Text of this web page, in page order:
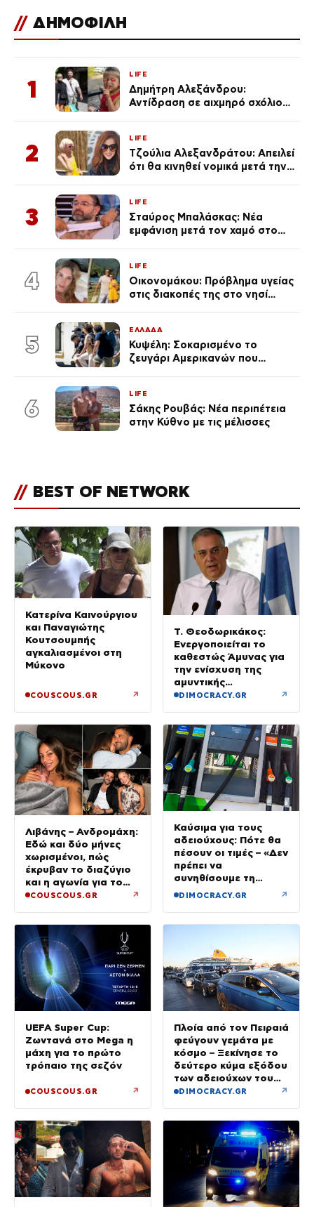
// ΔΗΜΟΦΙΛΗ
1
LIFE
Δημήτρη Αλεξάνδρου:
Αντίδραση σε αιχμηρό σχόλιο
2
LIFE
Τζούλια Αλεξανδράτου: Απειλεί
ότι θα κινηθεί νομικά μετά την
3
LIFE
Σταύρος Μπαλάσκας: Νέα
εμφάνιση μετά τον χαμό στο
4
LIFE
Οικονομάκου: Πρόβλημα υγείας
στις διακοπές της στο νησί
5
ΕΛΛΑΔΑ
Κυψέλη: Σοκαρισμένο το
ζευγάρι Αμερικανών που
6
LIFE
Σάκης Ρουβάς: Νέα περιπέτεια
στην Κύθνο με τις μέλισσες
// BEST OF NETWORK
Κατερίνα Καινούργιου
και Παναγιώτης
Κουτσουμπής
αγκαλιασμένοι στη
Μύκονο
COUSCOUS.GR ↗
Τ. Θεοδωρικάκος:
Ενεργοποιείται το
καθεστώς Άμυνας για
την ενίσχυση της
αμυντικής
βιομηχανίας
DIMOCRACY.GR ↗
Λιβάνης – Ανδρομάχη:
Εδώ και δύο μήνες
χωρισμένοι, πώς
έκρυβαν το διαζύγιο
και η αγωνία για το
παιδί
COUSCOUS.GR ↗
Καύσιμα για τους
αδειούχους: Πότε θα
πέσουν οι τιμές – «Δεν
πρέπει να
συνηθίσουμε τη
βενζίνη στα 2 ευρώ»
DIMOCRACY.GR ↗
UEFA Super Cup:
Ζωντανά στο Mega η
μάχη για το πρώτο
τρόπαιο της σεζόν
COUSCOUS.GR ↗
Πλοία από τον Πειραιά
φεύγουν γεμάτα με
κόσμο – Ξεκίνησε το
δεύτερο κύμα εξόδου
των αδειούχων του
Αυγούστου
DIMOCRACY.GR ↗